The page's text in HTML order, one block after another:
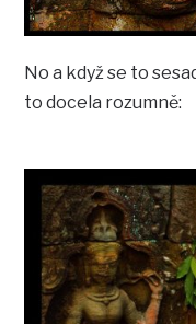
No a když se to
to docela rozumně: